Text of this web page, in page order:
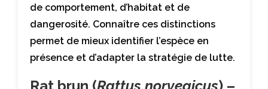
de comportement, d’habitat et de
dangerosité. Connaître ces distinctions
permet de mieux identifier l’espèce en
présence et d’adapter la stratégie de lutte.